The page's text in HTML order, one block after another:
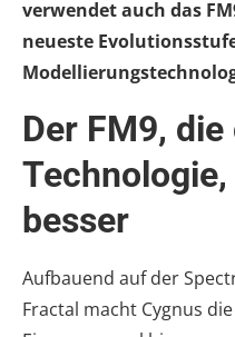
verwendet auch das
neueste
Der FM9,
besser
Aufbauend auf der
Fractal macht Cygnus